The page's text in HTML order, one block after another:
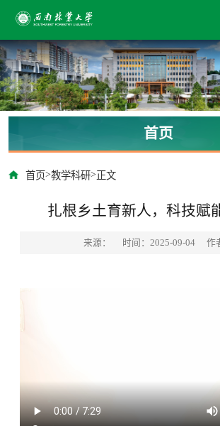
首页
首页>教学科研>正文
扎根乡土育新人，科技赋
来源： 时间：2025-09-04 作